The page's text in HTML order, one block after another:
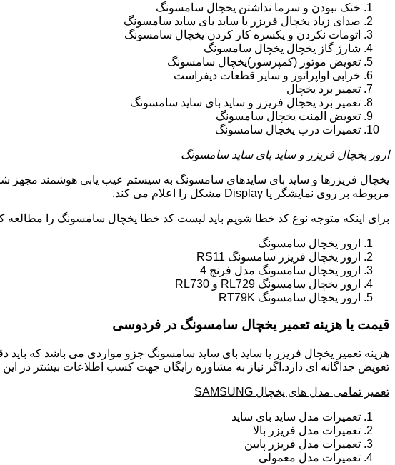
خنک نبودن و سرما نداشتن یخچال سامسونگ
صدای زیاد یخچال فریزر یا ساید بای ساید سامسونگ
اتومات نکردن و یکسره کار کردن یخچال سامسونگ
شارژ گاز یخچال یخچال سامسونگ
تعویض موتور (کمپرسور)یخچال سامسونگ
خرابی اواپراتور و سایر قطعات دیفراست
تعمیر برد یخچال
تعمیر برد یخچال فریزر و ساید بای ساید سامسونگ
تعویض المنت یخچال سامسونگ
تعمیرات درب یخچال سامسونگ
ارور یخچال فریزر و ساید بای ساید سامسونگ
یخچال فریزرها و ساید بای سایدهای سامسونگ به سیستم عیب یابی هوشمند مجهز
مربوطه بر روی نمایشگر یا Display مشکل را اعلام می کند.
برای اینکه متوجه نوع کد خطا شویم باید لیست کد خطا یخچال سامسونگ را مطالعه
ارور یخچال سامسونگ
ارور یخچال فریزر سامسونگ RS11
ارور یخچال سامسونگ مدل فرنچ 4
ارور یخچال سامسونگ RL729 و RL730
ارور یخچال سامسونگ RT79K
قیمت یا هزینه تعمیر یخچال سامسونگ در فردوسی
هزینه تعمیر یخچال فریزر یا ساید بای ساید سامسونگ جزو مواردی می باشد که
تعویض جداگانه ای دارد.اگر نیاز به مشاوره رایگان جهت کسب اطلاعات بیشتر در
تعمیر تمامی مدل های یخچال SAMSUNG
تعمیرات مدل ساید بای ساید
تعمیرات مدل فریزر بالا
تعمیرات مدل فریزر پایین
تعمیرات مدل معمولی